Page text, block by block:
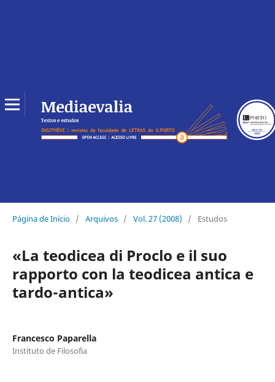
Página de Início / Arquivos / Vol. 27 (2008) / Estudos
«La teodicea di Proclo e il suo
rapporto con la teodicea antica e
tardo-antica»
Francesco Paparella
Instituto de Filosofia